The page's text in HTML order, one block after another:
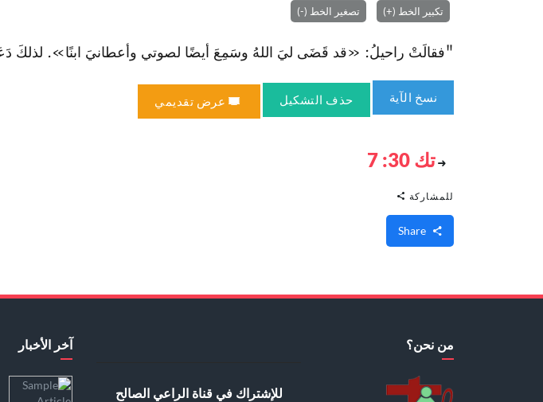
تكبير الخط (+) تصغير الخط (-)
"فقالَتْ راحيلُ: «قد قَضَى ليَ اللهُ وسَمِعَ أيضًا لصوتي وأعطانيَ ابنًا». لذلكَ دَعَتِ
نسخ الآية حذف التشكيل عرض تقديمي
تك 30: 7
للمشاركة
من نحن؟
للإشتراك في قناة الراعي الصالح
آخر الأخبار